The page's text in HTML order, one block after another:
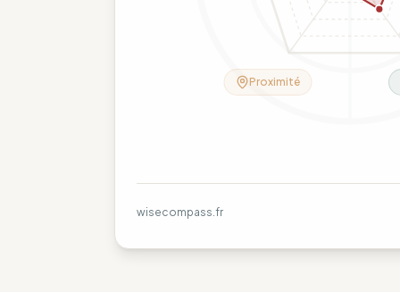
Proximité
wisecompass.fr